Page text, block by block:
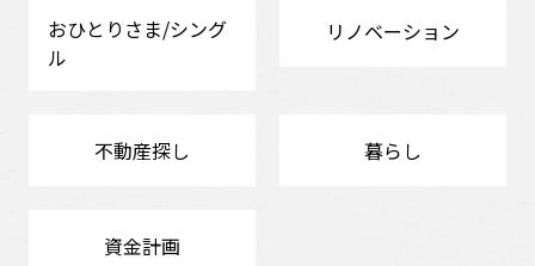
おひとりさま/シング
ル
リノベーション
不動産探し 暮らし
資金計画